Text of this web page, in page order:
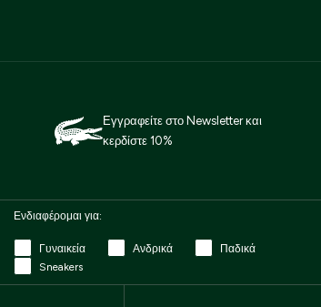
Εγγραφείτε στο Newsletter και
κερδίστε 10%
Ενδιαφέρομαι για:
Γυναικεία Ανδρικά
Παδικά
Sneakers